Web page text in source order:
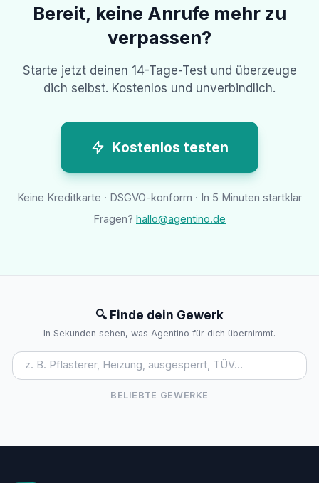
Bereit, keine Anrufe mehr zu
verpassen?
Starte jetzt deinen 14-Tage-Test und überzeuge
dich selbst. Kostenlos und unverbindlich.
Kostenlos testen
Keine Kreditkarte · DSGVO-konform · In 5 Minuten startklar
Fragen? hallo@agentino.de
🔍 Finde dein Gewerk
In Sekunden sehen, was Agentino für dich übernimmt.
BELIEBTE GEWERKE